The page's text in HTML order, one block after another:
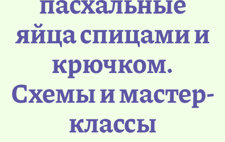
яйца спицами и
крючком.
Схемы и мастер-
классы